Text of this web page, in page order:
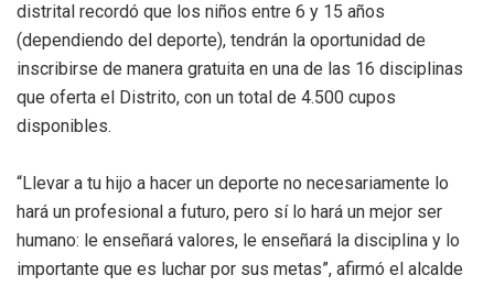
distrital recordó que los niños entre 6 y 15 años
(dependiendo del deporte), tendrán la oportunidad de
inscribirse de manera gratuita en una de las 16 disciplinas
que oferta el Distrito, con un total de 4.500 cupos
disponibles.
“Llevar a tu hijo a hacer un deporte no necesariamente lo
hará un profesional a futuro, pero sí lo hará un mejor ser
humano: le enseñará valores, le enseñará la disciplina y lo
importante que es luchar por sus metas”, afirmó el alcalde